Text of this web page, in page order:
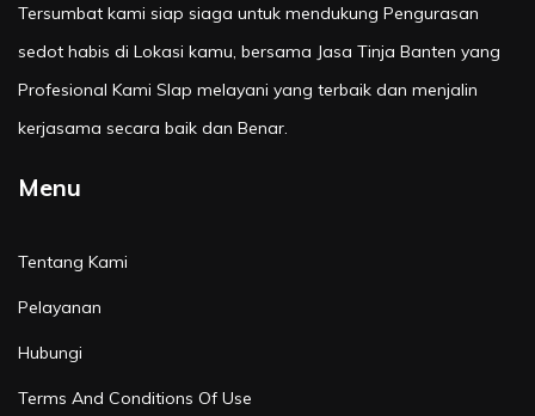
Tersumbat kami siap siaga untuk mendukung Pengurasan
sedot habis di Lokasi kamu, bersama Jasa Tinja Banten yang
Profesional Kami SIap melayani yang terbaik dan menjalin
kerjasama secara baik dan Benar.
Menu
Tentang Kami
Pelayanan
Hubungi
Terms And Conditions Of Use